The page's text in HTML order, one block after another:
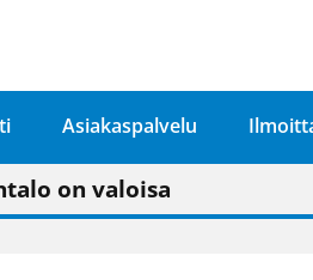
Asiakaspalvelu
pitäisi näkyä hieman
on valoisa
uudelleen